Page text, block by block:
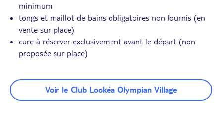
minimum
tongs et maillot de bains obligatoires non fournis (en
vente sur place)
cure à réserver exclusivement avant le départ (non
proposée sur place)
Voir le Club Lookéa Olympian Village